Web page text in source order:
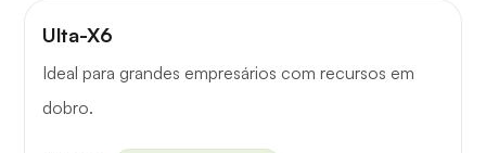
Ulta-X6
Ideal para grandes empresários com recursos em
dobro.